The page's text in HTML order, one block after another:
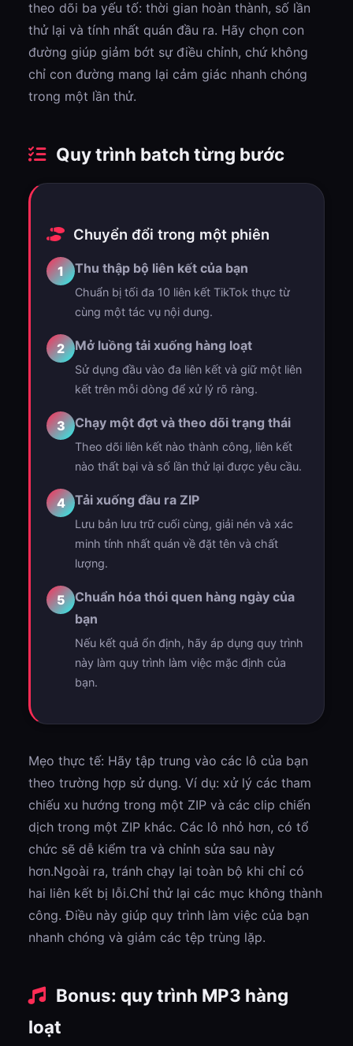
theo dõi ba yếu tố: thời gian hoàn thành, số lần
thử lại và tính nhất quán đầu ra. Hãy chọn con
đường giúp giảm bớt sự điều chỉnh, chứ không
chỉ con đường mang lại cảm giác nhanh chóng
trong một lần thử.
Quy trình batch từng bước
Chuyển đổi trong một phiên
1 Thu thập bộ liên kết của bạn
Chuẩn bị tối đa 10 liên kết TikTok thực từ
cùng một tác vụ nội dung.
2 Mở luồng tải xuống hàng loạt
Sử dụng đầu vào đa liên kết và giữ một liên
kết trên mỗi dòng để xử lý rõ ràng.
3 Chạy một đợt và theo dõi trạng thái
Theo dõi liên kết nào thành công, liên kết
nào thất bại và số lần thử lại được yêu cầu.
4 Tải xuống đầu ra ZIP
Lưu bản lưu trữ cuối cùng, giải nén và xác
minh tính nhất quán về đặt tên và chất
lượng.
5
Chuẩn hóa thói quen hàng ngày của
bạn
Nếu kết quả ổn định, hãy áp dụng quy trình
này làm quy trình làm việc mặc định của
bạn.
Mẹo thực tế: Hãy tập trung vào các lô của bạn
theo trường hợp sử dụng. Ví dụ: xử lý các tham
chiếu xu hướng trong một ZIP và các clip chiến
dịch trong một ZIP khác. Các lô nhỏ hơn, có tổ
chức sẽ dễ kiểm tra và chỉnh sửa sau này
hơn.Ngoài ra, tránh chạy lại toàn bộ khi chỉ có
hai liên kết bị lỗi.Chỉ thử lại các mục không thành
công. Điều này giúp quy trình làm việc của bạn
nhanh chóng và giảm các tệp trùng lặp.
Bonus: quy trình MP3 hàng
loạt